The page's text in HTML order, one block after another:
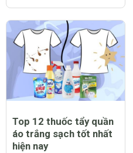
Top 12 thuốc tẩy quần
áo trắng sạch tốt nhất
hiện nay